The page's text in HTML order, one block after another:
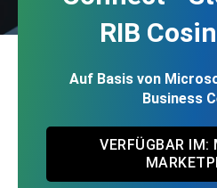
RIB
Auf Basis von
Business
VERFÜGBAR IM: